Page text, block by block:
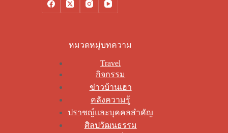
หมวดหมู่บทความ
Travel
กิจกรรม
ข่าวบ้านเฮา
คลังความรู้
ปราชญ์และบุคคลสำคัญ
ศิลปวัฒนธรรม